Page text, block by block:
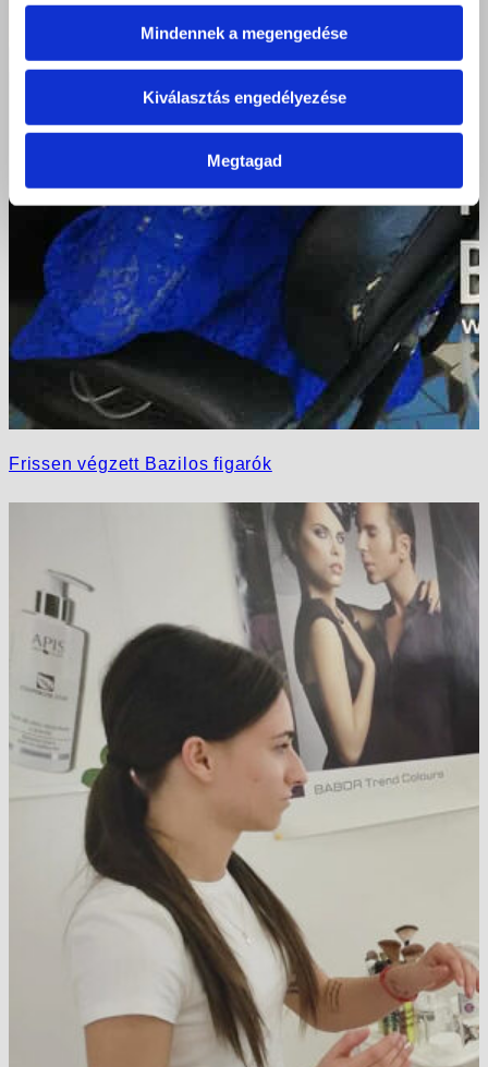
Mindennek a megengedése
Kiválasztás engedélyezése
Megtagad
Frissen végzett Bazilos figarók